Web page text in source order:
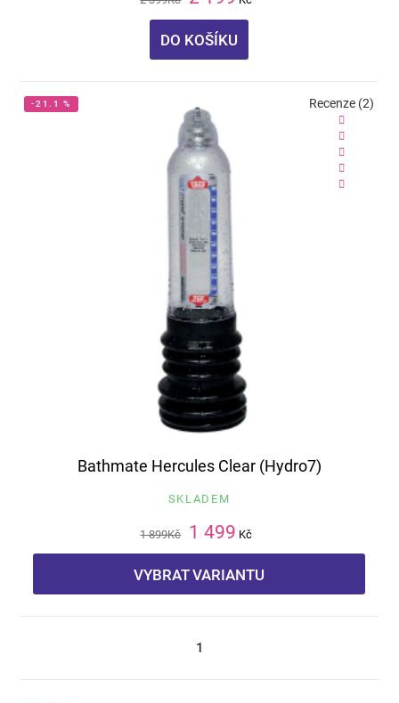
DO KOŠÍKU
-21.1 %
Bathmate Hercules Clear (Hydro7)
SKLADEM
1 899Kč 1 499 Kč
VYBRAT VARIANTU
Recenze (2)
1